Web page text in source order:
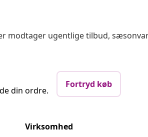
Produktion for vidaXL